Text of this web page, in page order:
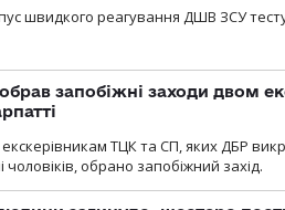
швидкого реагування ДШВ ЗСУ
запобіжні заходи двом
ТЦК та СП, яких ДБР
чоловіків, обрано запобіжний захід.